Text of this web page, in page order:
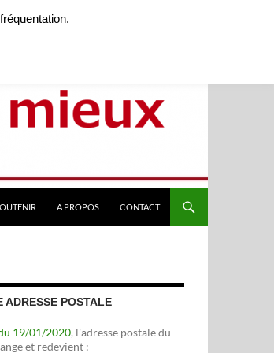
A PROPOS CONTACT
ADRESSE POSTALE
19/01/2020, l'adresse postale du
et redevient :